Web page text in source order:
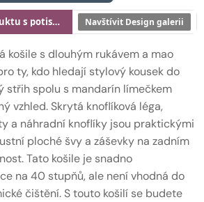
košile s dlouhým rukávem a mao
ty, kdo hledají stylový kousek do
střih spolu s mandarín límečkem
vzhled. Skrytá knoflíková léga,
a náhradní knoflíky jsou praktickými
ploché švy a záševky na zadním
Tato košile je snadno
na 40 stupňů, ale není vhodná do
čištění. S touto košilí se budete
Ukázka tohoto produktu s potiskem Navštívit Design galerii